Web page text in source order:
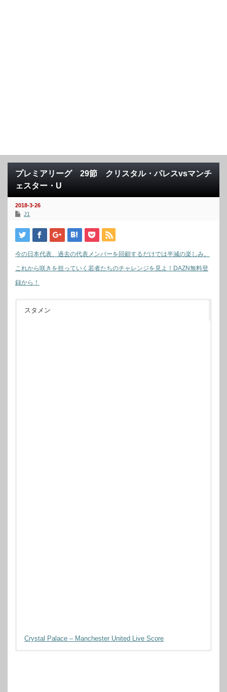
プレミアリーグ 29節 クリスタル・パレスvsマンチ
ェスター・U
2018-3-26
J1
今の日本代表、過去の代表メンバーを回顧するだけでは半減の楽しみ。
これから咲きを担っていく若者たちのチャレンジを見よ！DAZN無料登
録から！
スタメン
Crystal Palace – Manchester United Live Score